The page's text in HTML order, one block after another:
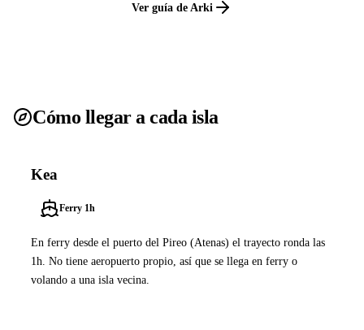
Ver guía de Arki
Cómo llegar a cada isla
Kea
Ferry 1h
En ferry desde el puerto del Pireo (Atenas) el trayecto ronda las
1h. No tiene aeropuerto propio, así que se llega en ferry o
volando a una isla vecina.